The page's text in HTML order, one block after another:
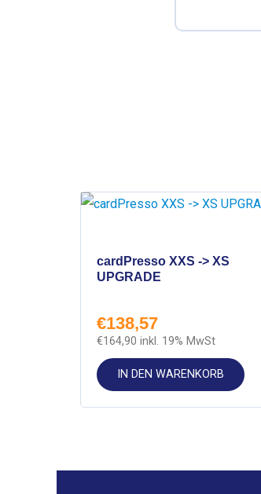
cardPresso XXS -> XS
UPGRADE
€138,57
€164,90 inkl. 19% MwSt
IN DEN WARENKORB